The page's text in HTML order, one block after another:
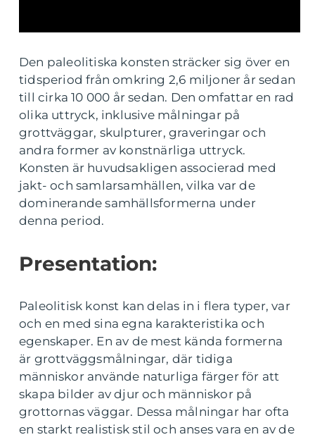
Den paleolitiska konsten sträcker sig över en
tidsperiod från omkring 2,6 miljoner år sedan
till cirka 10 000 år sedan. Den omfattar en rad
olika uttryck, inklusive målningar på
grottväggar, skulpturer, graveringar och
andra former av konstnärliga uttryck.
Konsten är huvudsakligen associerad med
jakt- och samlarsamhällen, vilka var de
dominerande samhällsformerna under
denna period.
Presentation:
Paleolitisk konst kan delas in i flera typer, var
och en med sina egna karakteristika och
egenskaper. En av de mest kända formerna
är grottväggsmålningar, där tidiga
människor använde naturliga färger för att
skapa bilder av djur och människor på
grottornas väggar. Dessa målningar har ofta
en starkt realistisk stil och anses vara en av de